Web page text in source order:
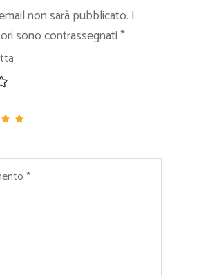
non sarà pubblicato. I
sono contrassegnati*